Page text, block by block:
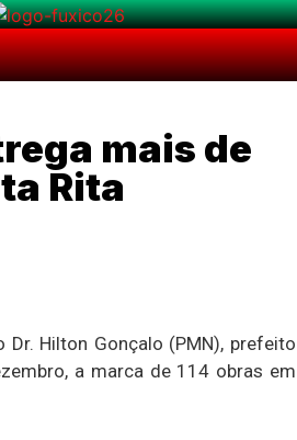
mais de
Rita
Hilton Gonçalo (PMN), prefeito
a marca de 114 obras em